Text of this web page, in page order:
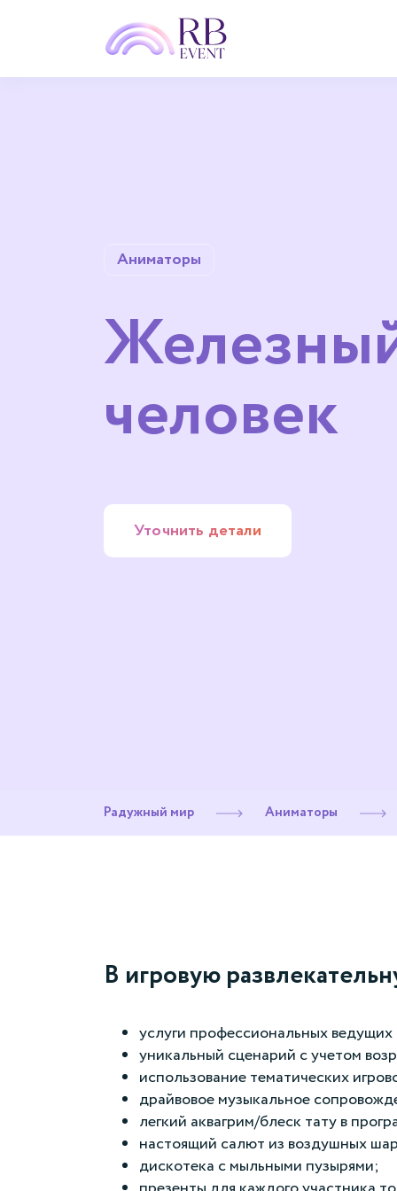
Аниматоры
человек
Уточнить детали
Радужный мир Аниматоры
В игровую
услуги профессиональных
уникальный сценарий с учетом
использование тематических
драйвовое музыкальное
легкий аквагрим/блеск тату в
настоящий салют из воздушных
дискотека с мыльными пузырями;